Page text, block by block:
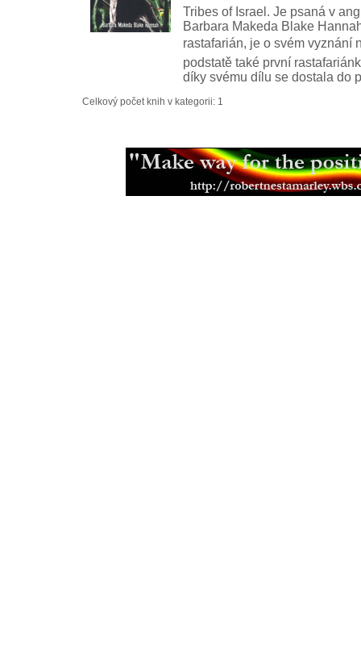
Tribes of Israel. Je psaná v
Barbara Makeda Blake
rastafarián, je o svém vyznání
podstatě také první
díky svému dílu se dostala do
Celkový počet knih v kategorii: 1